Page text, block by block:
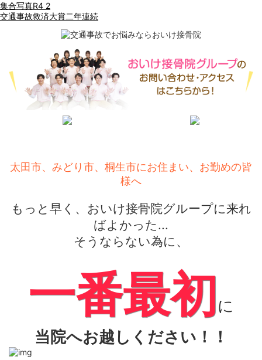
集合写真R4 2
交通事故救済大賞二年連続
太田市、みどり市、桐生市にお住まい、お勤めの皆
様へ
もっと早く、おいけ接骨院グループに来れ
ばよかった...
そうならない為に、
一番最初に
当院へお越しください！！